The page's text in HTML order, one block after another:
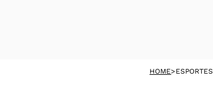
HOME>ESPORTES